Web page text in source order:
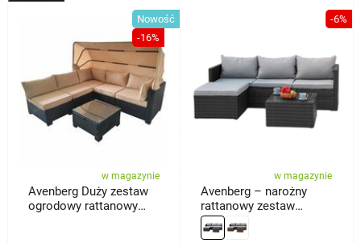
Nowość
-16%
w magazynie
Avenberg Duży zestaw
ogrodowy rattanowy
-6%
w magazynie
Avenberg – narożny
rattanowy zestaw
wypoczynkowy Calypso,
czarny/jasnoszary